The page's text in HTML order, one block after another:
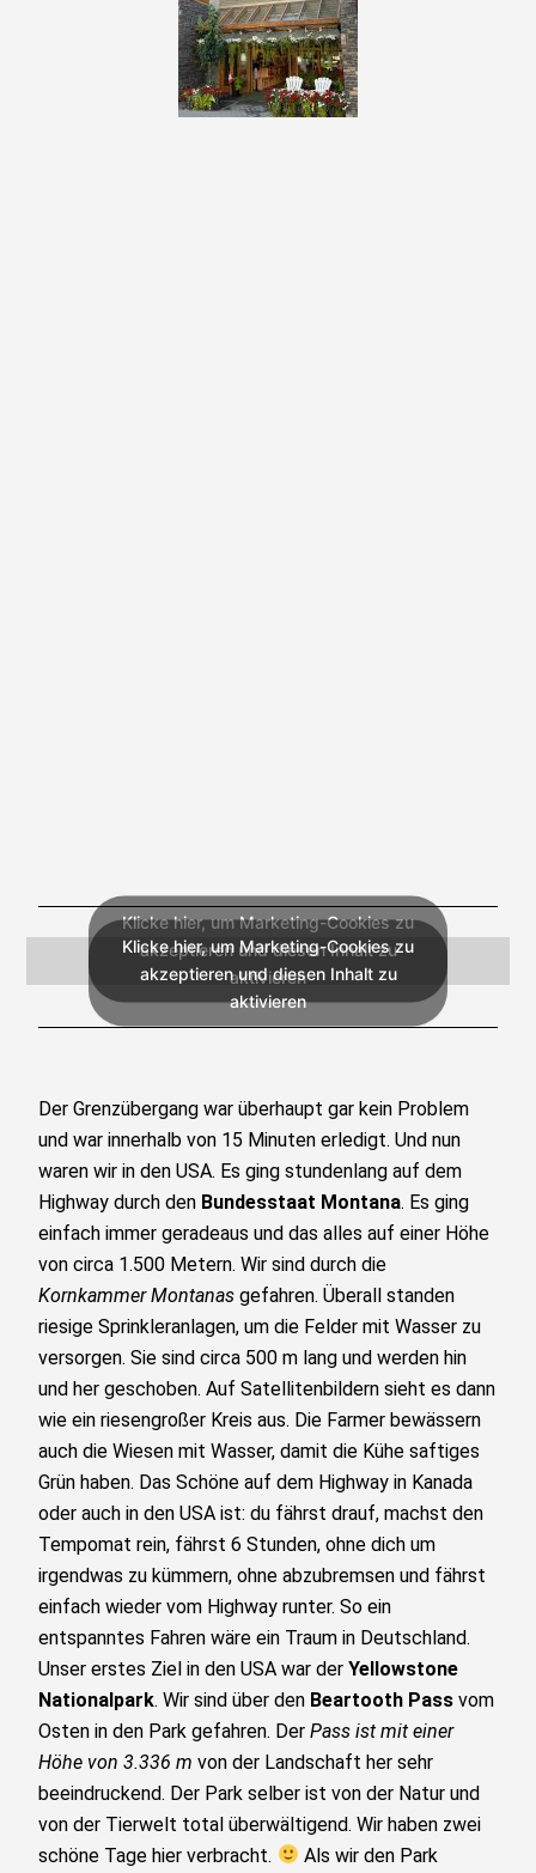
Klicke hier, um Marketing-Cookies zu
akzeptieren und diesen Inhalt zu
aktivieren
Klicke hier, um Marketing-Cookies zu
akzeptieren und diesen Inhalt zu
aktivieren
Der Grenzübergang war überhaupt gar kein Problem
und war innerhalb von 15 Minuten erledigt. Und nun
waren wir in den USA. Es ging stundenlang auf dem
Highway durch den Bundesstaat Montana. Es ging
einfach immer geradeaus und das alles auf einer Höhe
von circa 1.500 Metern. Wir sind durch die
Kornkammer Montanas gefahren. Überall standen
riesige Sprinkleranlagen, um die Felder mit Wasser zu
versorgen. Sie sind circa 500 m lang und werden hin
und her geschoben. Auf Satellitenbildern sieht es dann
wie ein riesengroßer Kreis aus. Die Farmer bewässern
auch die Wiesen mit Wasser, damit die Kühe saftiges
Grün haben. Das Schöne auf dem Highway in Kanada
oder auch in den USA ist: du fährst drauf, machst den
Tempomat rein, fährst 6 Stunden, ohne dich um
irgendwas zu kümmern, ohne abzubremsen und fährst
einfach wieder vom Highway runter. So ein
entspanntes Fahren wäre ein Traum in Deutschland.
Unser erstes Ziel in den USA war derYellowstone
Nationalpark. Wir sind über den Beartooth Pass vom
Osten in den Park gefahren. DerPass ist mit einer
Höhe von 3.336 m von der Landschaft her sehr
beeindruckend. Der Park selber ist von der Natur und
von der Tierwelt total überwältigend. Wir haben zwei
schöne Tage hier verbracht.
Als wir den Park